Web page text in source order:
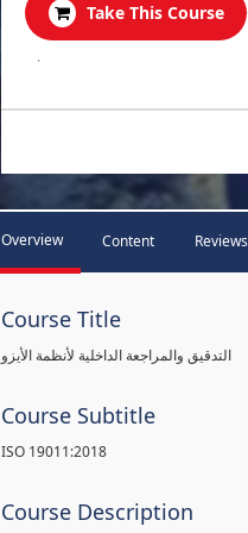
Take This Course
.
Overview Content Reviews
Course Title
التدقيق والمراجعة الداخلية لأنظمة الأيزو
Course Subtitle
ISO 19011:2018
Course Description